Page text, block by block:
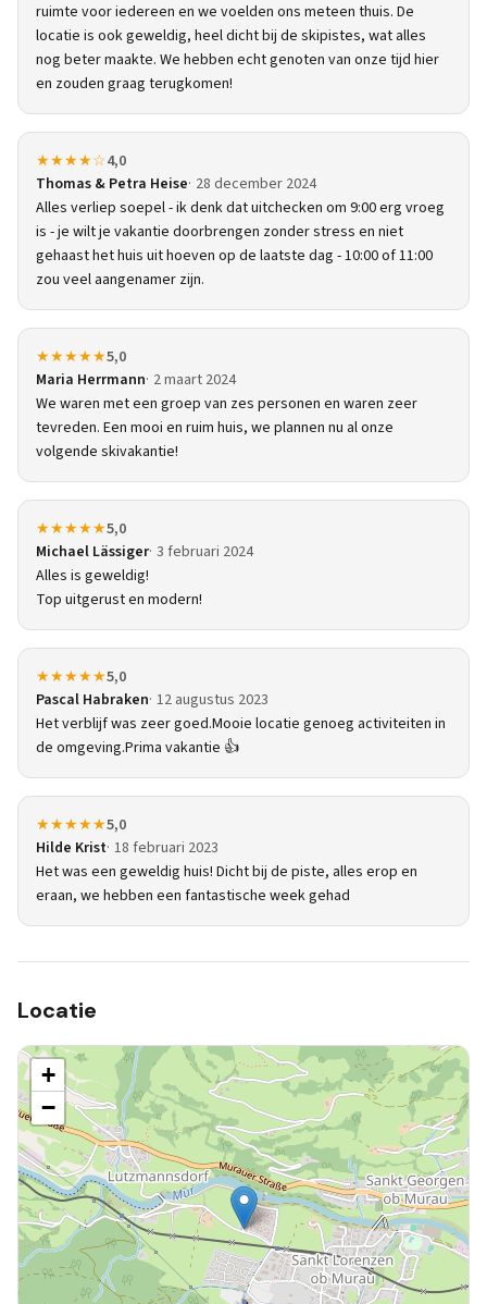
ruimte voor iedereen en we voelden ons meteen thuis. De
locatie is ook geweldig, heel dicht bij de skipistes, wat alles
nog beter maakte. We hebben echt genoten van onze tijd hier
en zouden graag terugkomen!
★★★★☆4,0
Thomas & Petra Heise 28 december 2024
Alles verliep soepel - ik denk dat uitchecken om 9:00 erg vroeg
is - je wilt je vakantie doorbrengen zonder stress en niet
gehaast het huis uit hoeven op de laatste dag - 10:00 of 11:00
zou veel aangenamer zijn.
★★★★★5,0
Maria Herrmann 2 maart 2024
We waren met een groep van zes personen en waren zeer
tevreden. Een mooi en ruim huis, we plannen nu al onze
volgende skivakantie!
★★★★★5,0
Michael Lässiger 3 februari 2024
Alles is geweldig!
Top uitgerust en modern!
★★★★★5,0
Pascal Habraken 12 augustus 2023
Het verblijf was zeer goed.Mooie locatie genoeg activiteiten in
de omgeving.Prima vakantie 👍
★★★★★5,0
Hilde Krist 18 februari 2023
Het was een geweldig huis! Dicht bij de piste, alles erop en
eraan, we hebben een fantastische week gehad
Locatie
+
−